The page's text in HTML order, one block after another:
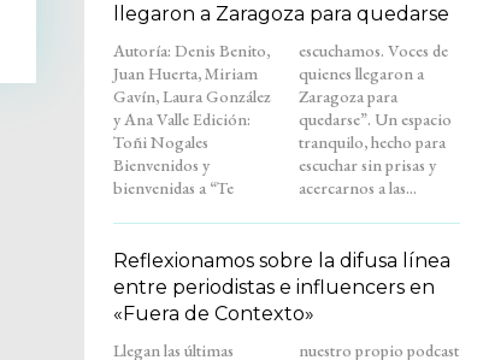
llegaron a Zaragoza para quedarse
Autoría: Denis Benito,
Juan Huerta, Miriam
Gavín, Laura González
y Ana Valle Edición:
Toñi Nogales
Bienvenidos y
bienvenidas a “Te
escuchamos. Voces de
quienes llegaron a
Zaragoza para
quedarse”. Un espacio
tranquilo, hecho para
escuchar sin prisas y
acercarnos a las...
Reflexionamos sobre la difusa línea
entre periodistas e influencers en
«Fuera de Contexto»
Llegan las últimas
nuestro propio podcast